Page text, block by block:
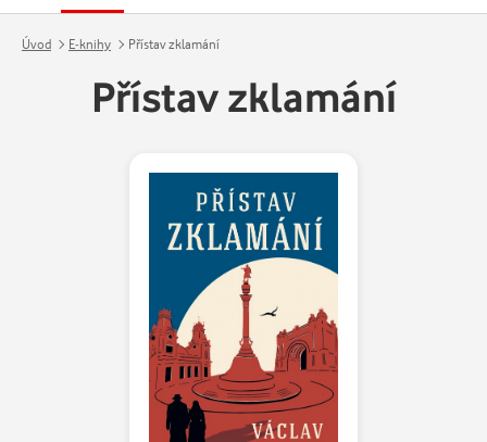
Úvod E-knihy Přístav zklamání
Přístav zklamání